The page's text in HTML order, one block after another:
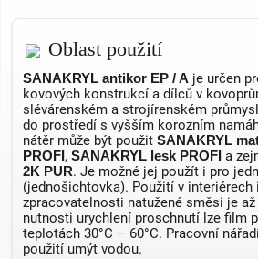
Oblast použití
SANAKRYL antikor EP / Aje určen
kovových konstrukcí a dílců v
slévárenském a strojírenském
do prostředí s vyšším korozním
nátěr může být použit SANAKRYL
PROFI , SANAKRYL lesk PROFI a
2K PUR. Je možné jej použít i pro
(jednošichtovka). Použití v interiérech
zpracovatelnosti natužené směsi je
nutnosti urychlení proschnutí lze film
teplotách 30°C – 60°C. Pracovní
použití umýt vodou.